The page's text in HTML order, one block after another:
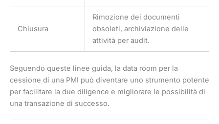
Chiusura
Rimozione dei documenti
obsoleti, archiviazione delle
attività per audit.
Seguendo queste linee guida, la data room per la
cessione di una PMI può diventare uno strumento potente
per facilitare la due diligence e migliorare le possibilità di
una transazione di successo.